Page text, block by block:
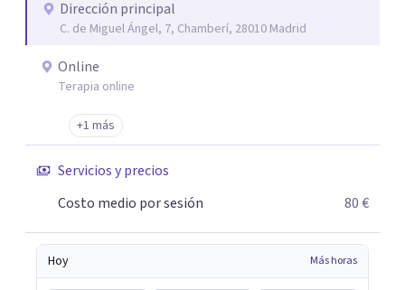
además con un servicio de hipnosis regresiva para el
trabajo de "Terapia del Alma".
Dirección principal
C. de Miguel Ángel, 7, Chamberí, 28010 Madrid
Online
Terapia online
+1 más
Servicios y precios
Costo medio por sesión
80 €
Hoy Más horas